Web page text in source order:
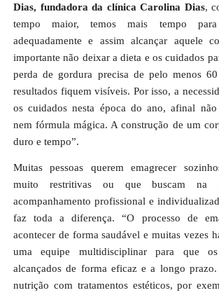
Dias, fundadora da clínica Carolina Dias,
tempo maior, temos mais tempo
adequadamente e assim alcançar aquele
importante não deixar a dieta e os cuidados
perda de gordura precisa de pelo menos
resultados fiquem visíveis. Por isso, a
os cuidados nesta época do ano, afinal não
nem fórmula mágica. A construção de um
duro e tempo”.
Muitas pessoas querem emagrecer
muito restritivas ou que buscam na
acompanhamento profissional e
faz toda a diferença. “O processo de
acontecer de forma saudável e muitas vezes
uma equipe multidisciplinar para que
alcançados de forma eficaz e a longo
nutrição com tratamentos estéticos, por